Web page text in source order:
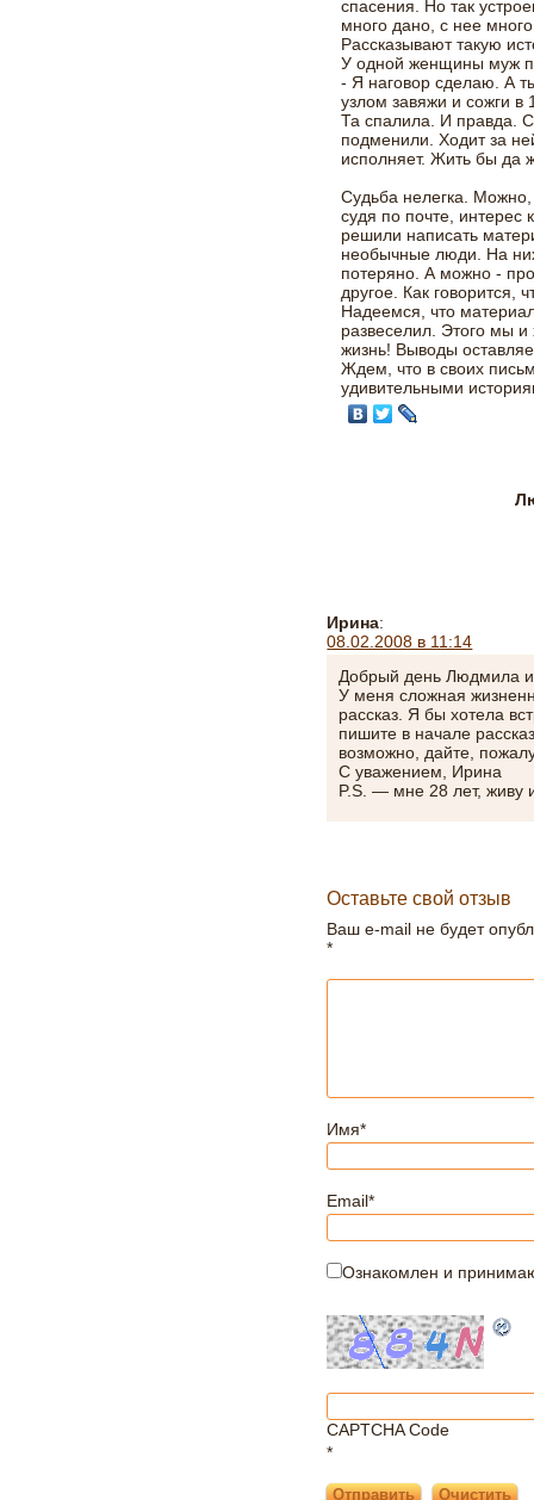
спасения. Но так
много дано, с нее
Рассказывают такую
У одной женщины муж
- Я наговор сделаю. А
узлом завяжи и сожги в
Та спалила. И правда.
подменили. Ходит за
исполняет. Жить бы да
Судьба нелегка. Можно,
судя по почте,
решили написать
необычные люди. На
потеряно. А можно -
другое. Как говорится,
Надеемся, что
развеселил. Этого мы
жизнь! Выводы
Ждем, что в своих
удивительными
Ирина:
08.02.2008 в 11:14
Добрый день Людмила
У меня сложная
рассказ. Я бы хотела
пишите в начале
возможно, дайте,
С уважением, Ирина
P.S. — мне 28 лет, живу
Оставьте свой отзыв
Ваш e-mail не будет
*
Имя*
Email*
Ознакомлен и
CAPTCHA Code
*